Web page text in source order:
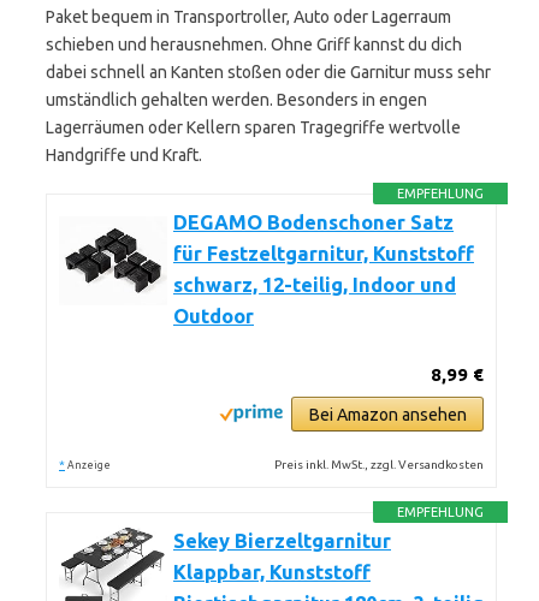
Paket bequem in Transportroller, Auto oder Lagerraum
schieben und herausnehmen. Ohne Griff kannst du dich
dabei schnell an Kanten stoßen oder die Garnitur muss sehr
umständlich gehalten werden. Besonders in engen
Lagerräumen oder Kellern sparen Tragegriffe wertvolle
Handgriffe und Kraft.
EMPFEHLUNG
DEGAMO Bodenschoner Satz
für Festzeltgarnitur, Kunststoff
schwarz, 12-teilig, Indoor und
Outdoor
8,99 €
Bei Amazon ansehen
* Anzeige Preis inkl. MwSt., zzgl. Versandkosten
EMPFEHLUNG
Sekey Bierzeltgarnitur
Klappbar, Kunststoff